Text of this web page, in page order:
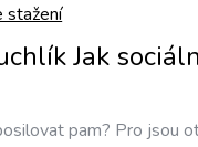
stažení
Jak
pam? Pro jsou